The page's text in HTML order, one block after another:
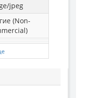
jpeg
(Non-